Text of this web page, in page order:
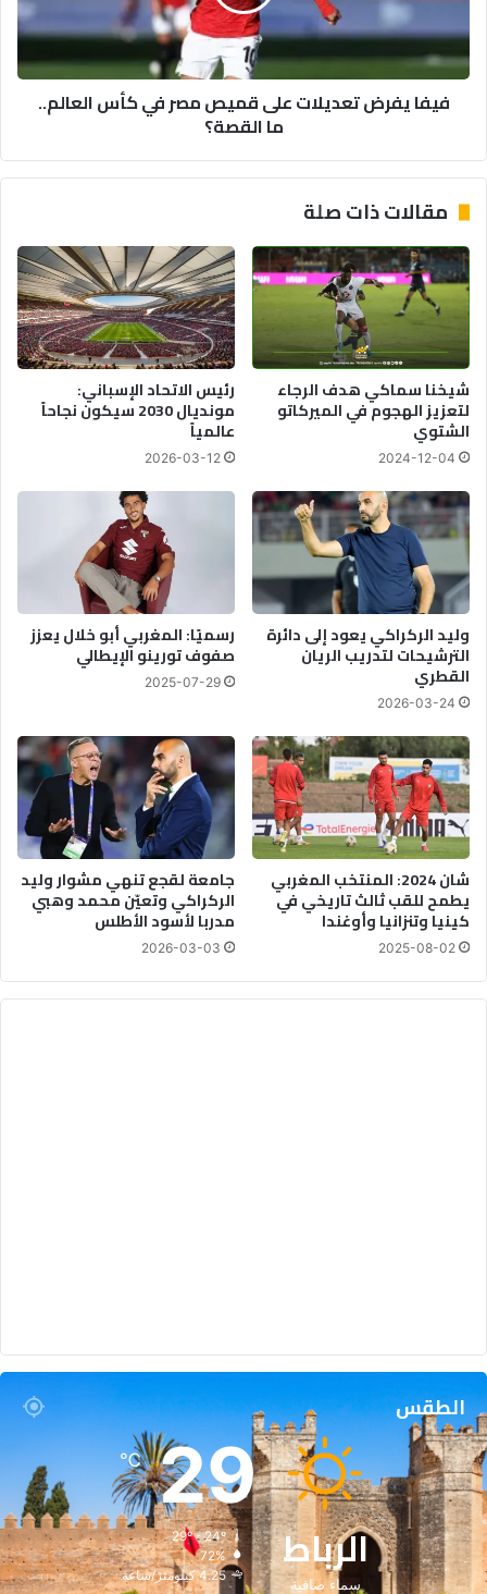
في
كأس
العالم..
فيفا يفرض تعديلات على قميص مصر في كأس العالم..
ما القصة؟
مقالات ذات صلة
شيخنا سماكي هدف الرجاء
لتعزيز الهجوم في الميركاتو
الشتوي
2024-12-04
رئيس الاتحاد الإسباني:
مونديال 2030 سيكون نجاحاً
عالمياً
2026-03-12
وليد الركراكي يعود إلى دائرة
الترشيحات لتدريب الريان
القطري
2026-03-24
رسميًا: المغربي أبو خلال يعزز
صفوف تورينو الإيطالي
2025-07-29
شان 2024: المنتخب المغربي
يطمح للقب ثالث تاريخي في
كينيا وتنزانيا وأوغندا
2025-08-02
جامعة لقجع تنهي مشوار وليد
الركراكي وتعيّن محمد وهبي
مدربا لأسود الأطلس
2026-03-03
الطقس
الرباط
سماء صافية
29
℃
29º - 24º
72%
4.25 كيلومتر/ساعة